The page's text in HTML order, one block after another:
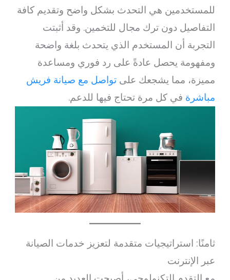
للمستخدمين هي التحدث بشكل واضح وتقديم كافة
التفاصيل دون ترك مجال للتخمين. وقد أثبتت
التجربة أن المستخدم الذي يتحدث بلغة واضحة
ومفهومة يحصل عادةً على رد فوري ومساعدة
مميزة، مما يشجعك علىتواصل مع صيانة فريش
مباشرة في كل مرة تحتاج فيها للدعم.
ثامنًا: استراتيجيات متقدمة لتعزيز خدمات الصيانة
عبر الإنترنت